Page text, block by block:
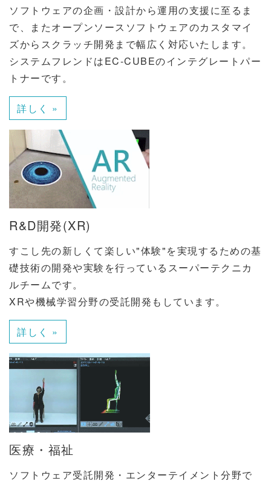
ソフトウェアの企画・設計から運用の支援に至るま
で、またオープンソースソフトウェアのカスタマイ
ズからスクラッチ開発まで幅広く対応いたします。
システムフレンドはEC-CUBEのインテグレートパー
トナーです。
詳しく »
R&D開発(XR)
すこし先の新しくて楽しい"体験"を実現するための基
礎技術の開発や実験を行っているスーパーテクニカ
ルチームです。
XRや機械学習分野の受託開発もしています。
詳しく »
医療・福祉
ソフトウェア受託開発・エンターテイメント分野で